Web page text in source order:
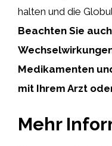
halten und die
Beachten Sie
Medikamenten
mit Ihrem Arzt
Mehr